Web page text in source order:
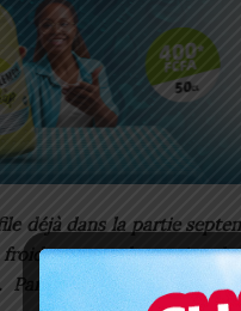
déjà dans la partie
portant des grains
Parmi elles, la toux, le